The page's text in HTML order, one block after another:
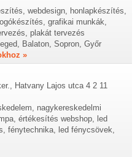
webdesign, honlapkészítés,
grafikai munkák,
plakát tervezés
Balaton, Sopron, Győr
»
Hatvany Lajos utca 4 2 11
nagykereskedelmi
értékesítés webshop, led
fénytechnika, led fénycsövek,